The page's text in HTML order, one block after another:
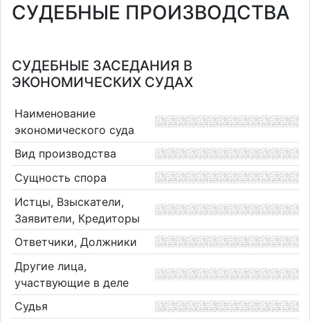
СУДЕБНЫЕ ПРОИЗВОДСТВА
СУДЕБНЫЕ ЗАСЕДАНИЯ В
ЭКОНОМИЧЕСКИХ СУДАХ
Наименование
экономического суда
Вид производства
Сущность спора
Истцы, Взыскатели,
Заявители, Кредиторы
Ответчики, Должники
Другие лица,
участвующие в деле
Судья